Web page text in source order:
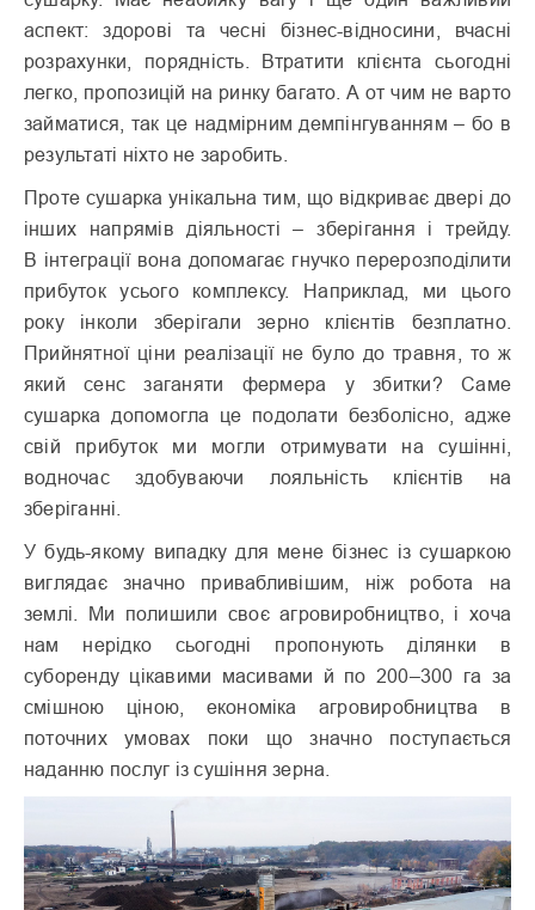
аспект: здорові та чесні бізнес-відносини, вчасні
розрахунки, порядність. Втратити клієнта сьогодні
легко, пропозицій на ринку багато. А от чим не варто
займатися, так це надмірним демпінгуванням – бо в
результаті ніхто не заробить.
Проте сушарка унікальна тим, що відкриває двері до
інших напрямів діяльності – зберігання і трейду.
В інтеграції вона допомагає гнучко перерозподілити
прибуток усього комплексу. Наприклад, ми цього
року інколи зберігали зерно клієнтів безплатно.
Прийнятної ціни реалізації не було до травня, то ж
який сенс заганяти фермера у збитки? Саме
сушарка допомогла це подолати безболісно, адже
свій прибуток ми могли отримувати на сушінні,
водночас здобуваючи лояльність клієнтів на
зберіганні.
У будь-якому випадку для мене бізнес із сушаркою
виглядає знач­но привабливішим, ніж робота на
землі. Ми полишили своє агровиробництво, і хоча
нам нерідко сьогодні пропонують ділянки в
суборенду цікавими масивами й по 200–300 га за
смішною ціною, економіка агровиробництва в
поточних умовах поки що значно поступається
наданню послуг із сушіння зерна.